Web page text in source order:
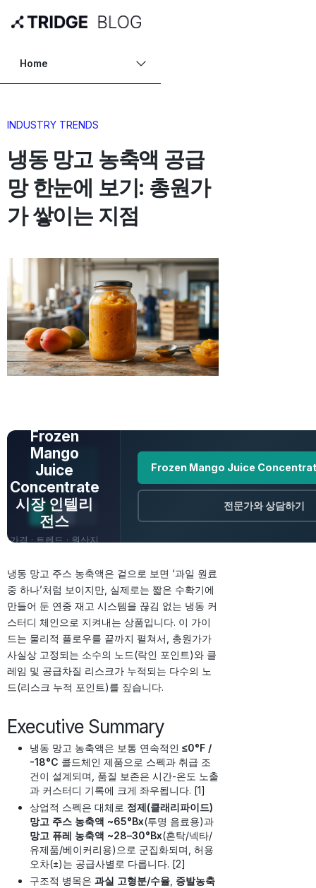
Home
INDUSTRY TRENDS
냉동 망고 농축액 공급
망 한눈에 보기: 총원가
가 쌓이는 지점
Frozen
Mango
Juice
Concentrate
시장 인텔리
전스
가격 · 트렌드 · 원산지
Frozen Mango Juice
전문가와 상담하기
냉동 망고 주스 농축액은 겉으로 보면 ‘과일 원료
중 하나’처럼 보이지만, 실제로는 짧은 수확기에
만들어 둔 연중 재고 시스템을 끊김 없는 냉동 커
스터디 체인으로 지켜내는 상품입니다. 이 가이
드는 물리적 플로우를 끝까지 펼쳐서, 총원가가
사실상 고정되는 소수의 노드(락인 포인트)와 클
레임 및 공급차질 리스크가 누적되는 다수의 노
드(리스크 누적 포인트)를 짚습니다.
Executive Summary
냉동 망고 농축액은 보통 연속적인 ≤0°F /
-18°C 콜드체인 제품으로 스펙과 취급 조
건이 설계되며, 품질 보존은 시간-온도 노출
과 커스터디 기록에 크게 좌우됩니다. [1]
상업적 스펙은 대체로 정제(클래리파이드)
망고 주스 농축액 ~65°Bx(투명 음료용)과
망고 퓨레 농축액 ~28–30°Bx(혼탁/넥타/
유제품/베이커리용)으로 군집화되며, 허용
오차(±)는 공급사별로 다릅니다. [2]
구조적 병목은 과실 고형분/수율, 증발농축